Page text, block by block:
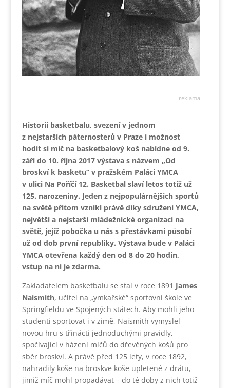
reklama
Historii basketbalu, svezení v jednom
z nejstarších páternosterů v Praze i možnost
hodit si míč na basketbalový koš nabídne od 9.
září ​do 10. října 2017 výstava s názvem „Od
broskví k basketu“ v pražském Paláci YMCA
v ulici Na Poříčí 12. Basketbal slaví letos totiž už
125. narozeniny. Jeden z nejpopulárnějších sportů
na světě přitom vznikl právě díky sdružení YMCA,
největší a nejstarší mládežnické organizaci na
světě, jejíž pobočka u nás s přestávkami působí
už od dob první republiky. Výstava bude v Paláci
YMCA otevřena každý den od 8 ​do 20​ hodin,
vstup na ni je zdarma.
Zakladatelem basketbalu se stal v roce 1891 James
Naismith, učitel na „ymkařské“ sportovní škole ve
Springfieldu ve Spojených státech. Aby mohli jeho
studenti sportovat i v zimě, Naismith vymyslel
novou hru s třinácti jednoduchými pravidly,
spočívající v házení míčů do dřevěných košů pro
sběr broskví. A právě před 125 lety, v roce 1892,
nahradily koše na broskve koše upletené z drátu,
jimiž míč mohl propadávat – do té doby z nich totiž